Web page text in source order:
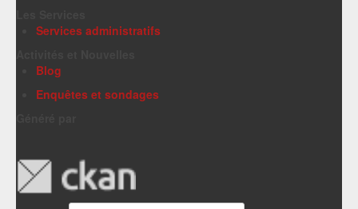
Services administratifs
Blog
Enquêtes et sondages